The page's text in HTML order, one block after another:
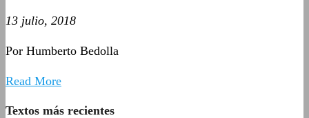
13 julio, 2018
Por Humberto Bedolla
Read More
Textos más recientes